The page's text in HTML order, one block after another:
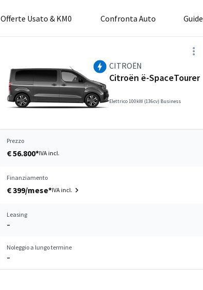
Offerte Usato & KM0 Confronta Auto Guide
CITROËN
Citroën ë-SpaceTourer
Elettrico 100kW (136cv) Business
Prezzo
€ 56.800*IVA incl.
Finanziamento
€ 399/mese*IVA incl.
Leasing
–
Noleggio a lungo termine
–